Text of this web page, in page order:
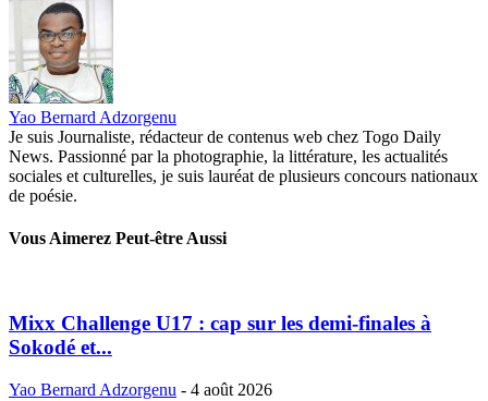
Yao Bernard Adzorgenu
Je suis Journaliste, rédacteur de contenus web chez Togo Daily
News. Passionné par la photographie, la littérature, les actualités
sociales et culturelles, je suis lauréat de plusieurs concours nationaux
de poésie.
Vous Aimerez Peut-être Aussi
Mixx Challenge U17 : cap sur les demi-finales à
Sokodé et...
Yao Bernard Adzorgenu - 4 août 2026